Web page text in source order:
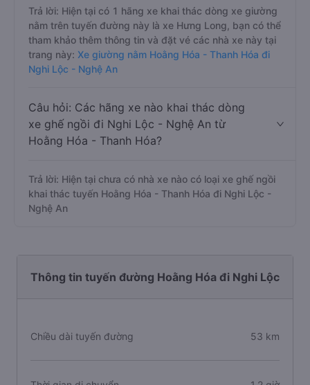
Trả lời: Hiện tại có 1 hãng xe khai thác dòng xe giường
nằm trên tuyến đường này là xe Hưng Long, bạn có thể
tham khảo thêm thông tin và đặt vé các nhà xe này tại
trang này: Xe giường nằm Hoằng Hóa - Thanh Hóa đi
Nghi Lộc - Nghệ An
Câu hỏi: Các hãng xe nào khai thác dòng
xe ghế ngồi đi Nghi Lộc - Nghệ An từ
Hoằng Hóa - Thanh Hóa?
Trả lời: Hiện tại chưa có nhà xe nào có loại xe ghế ngồi
khai thác tuyến Hoằng Hóa - Thanh Hóa đi Nghi Lộc -
Nghệ An
Thông tin tuyến đường Hoằng Hóa đi Nghi Lộc
Chiều dài tuyến đường 53 km